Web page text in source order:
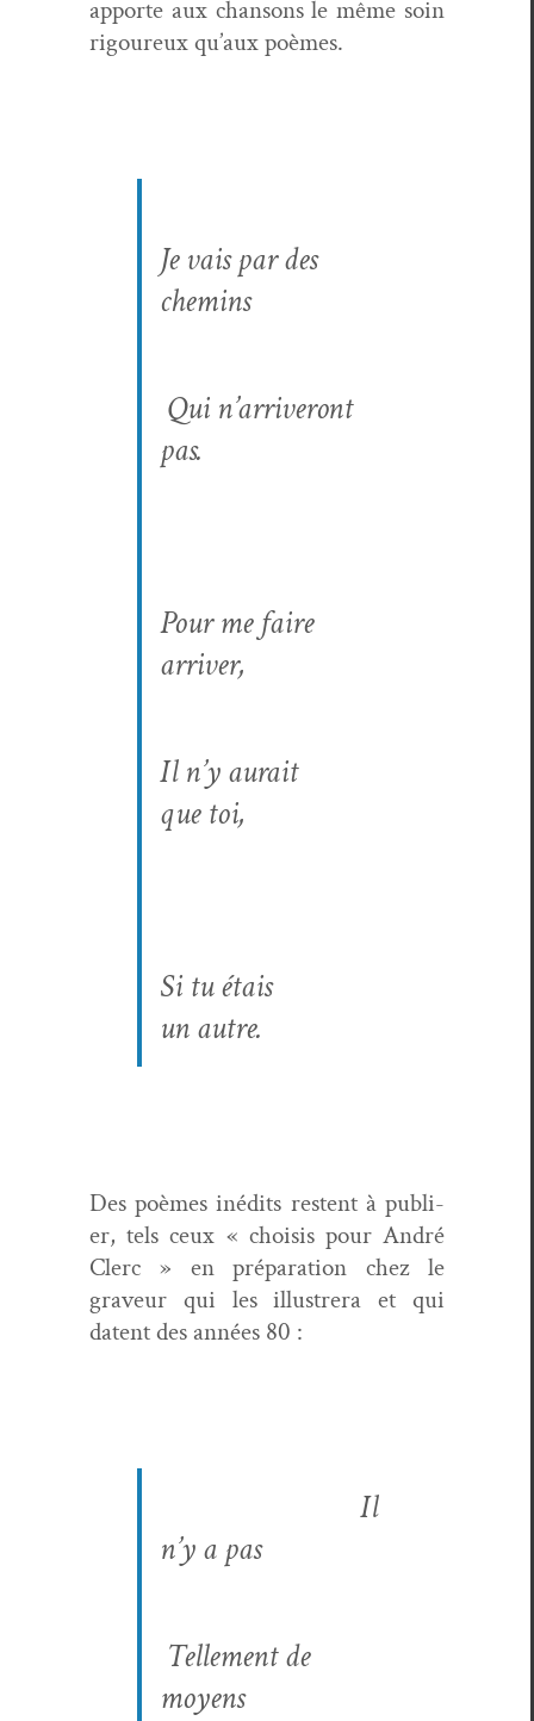
apporte aux chan­sons le même soin
rigoureux qu’aux poèmes.
Je vais par des
chemins
Qui n’arriveront
pas.
Pour me faire
arriver,
Il n’y aurait
que toi,
Si tu étais
un autre.
Des poèmes inédits restent à pub­li­
er, tels ceux « choi­sis pour André
Clerc » en pré­pa­ra­tion chez le
graveur qui les illus­tr­era et qui
datent des années 80 :
Il
n’y a pas
Telle­ment de
moyens